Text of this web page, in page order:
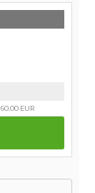
60.00 EUR